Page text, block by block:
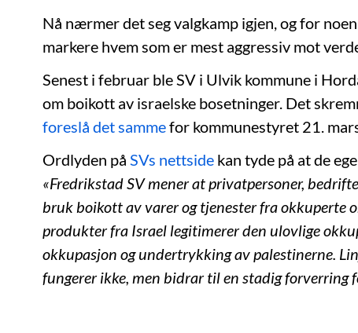
Nå nærmer det seg valgkamp igjen, og for
markere hvem som er mest aggressiv mot
Senest i februar ble SV i Ulvik kommune i
om boikott av israelske bosetninger. Det
foreslå det sammefor kommunestyret 21.
Ordlyden på SVs nettside kan tyde på at de
«Fredrikstad SV mener at privatpersoner,
bruk boikott av varer og tjenester fra okkuperte
produkter fra Israel legitimerer den ulovlige
okkupasjon og undertrykking av palestinerne.
fungerer ikke, men bidrar til en stadig forverring